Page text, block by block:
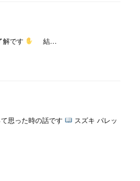
解です 結…
思った時の話です
スズキ パレッ